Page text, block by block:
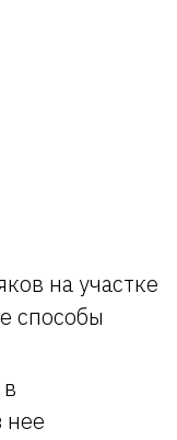
на участке
способы
нее